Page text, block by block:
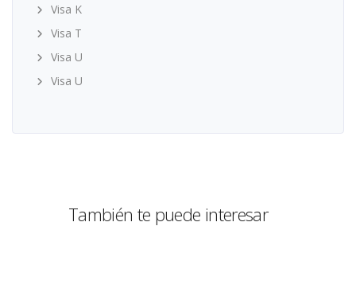
Visa K
Visa T
Visa U
Visa U
También te puede interesar